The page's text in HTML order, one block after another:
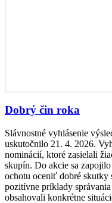
Dobrý čin roka
Slávnostné vyhlásenie
uskutočnilo 21. 4. 2026.
nominácií, ktoré zasielali
skupín. Do akcie sa
ochotu oceniť dobré
pozitívne príklady
obsahovali konkrétne